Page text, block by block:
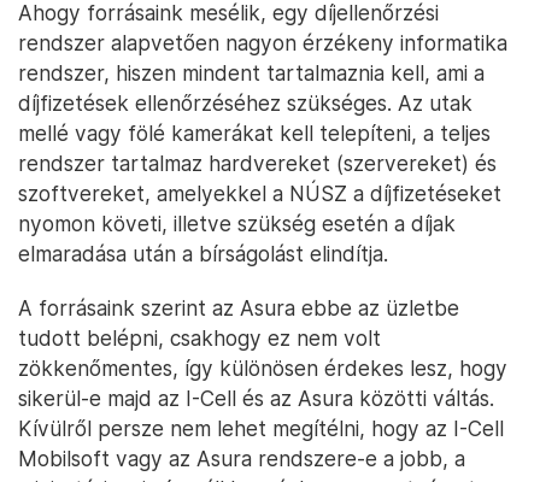
cég csak 12 főt foglalkoztat, székhelye az egyik
legdrágább hazai irodaház, az ötödik kerületi
Széchenyi tér 7-8. alatt található. Ahogy arról
korábban volt szó, a társaság tulajdonosa egy, a GB
& Partners alapkezelő által kezelt alap, a GBP I
Magántőke-részalap. Kerestük a GB & Partners
tulajdonosát, de Gubicza Ágoston nem válaszolt a
Telex kérdéseire.
Ahogy forrásaink mesélik, egy díjellenőrzési
rendszer alapvetően nagyon érzékeny informatika
rendszer, hiszen mindent tartalmaznia kell, ami a
díjfizetések ellenőrzéséhez szükséges. Az utak
mellé vagy fölé kamerákat kell telepíteni, a teljes